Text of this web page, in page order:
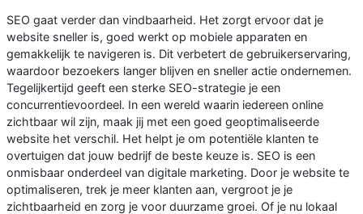
SEO gaat verder dan vindbaarheid. Het zorgt ervoor dat je
website sneller is, goed werkt op mobiele apparaten en
gemakkelijk te navigeren is. Dit verbetert de gebruikerservaring,
waardoor bezoekers langer blijven en sneller actie ondernemen.
Tegelijkertijd geeft een sterke SEO-strategie je een
concurrentievoordeel. In een wereld waarin iedereen online
zichtbaar wil zijn, maak jij met een goed geoptimaliseerde
website het verschil. Het helpt je om potentiële klanten te
overtuigen dat jouw bedrijf de beste keuze is. SEO is een
onmisbaar onderdeel van digitale marketing. Door je website te
optimaliseren, trek je meer klanten aan, vergroot je je
zichtbaarheid en zorg je voor duurzame groei. Of je nu lokaal